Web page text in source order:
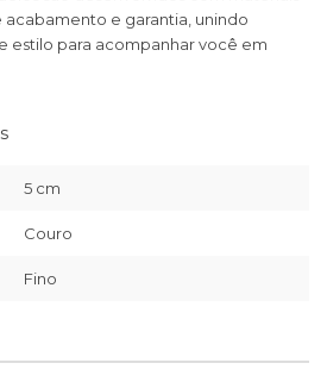
e garantia, unindo
estilo para acompanhar você em
5 cm
Couro
Fino